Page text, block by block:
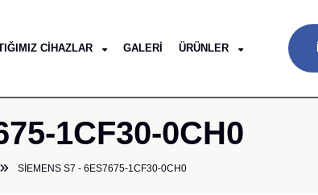
CIHAZLAR GALERI ÜRÜNLER
1CF30-0CH0
SIEMENS S7 - 6ES7675-1CF30-0CH0